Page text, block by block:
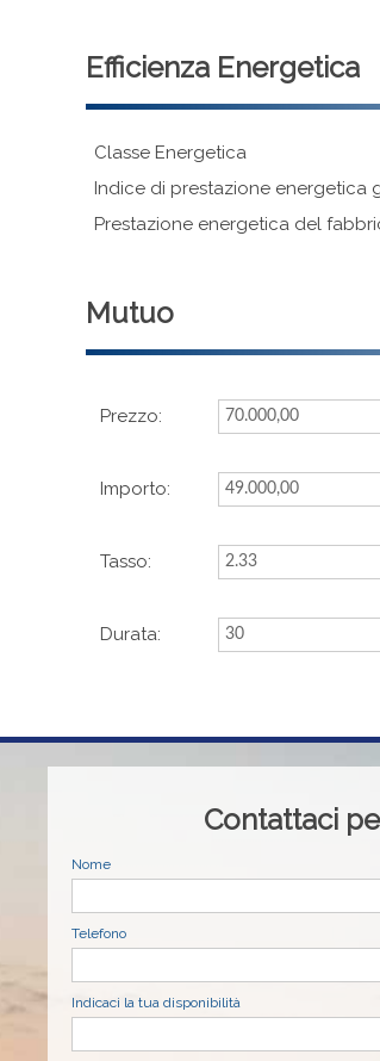
Efficienza Energetica
Classe Energetica
Indice di prestazione energetica
Prestazione energetica del
Mutuo
Prezzo:
Importo:
Tasso:
Durata:
Contattaci
Nome
Telefono
Indicaci la tua disponibilità